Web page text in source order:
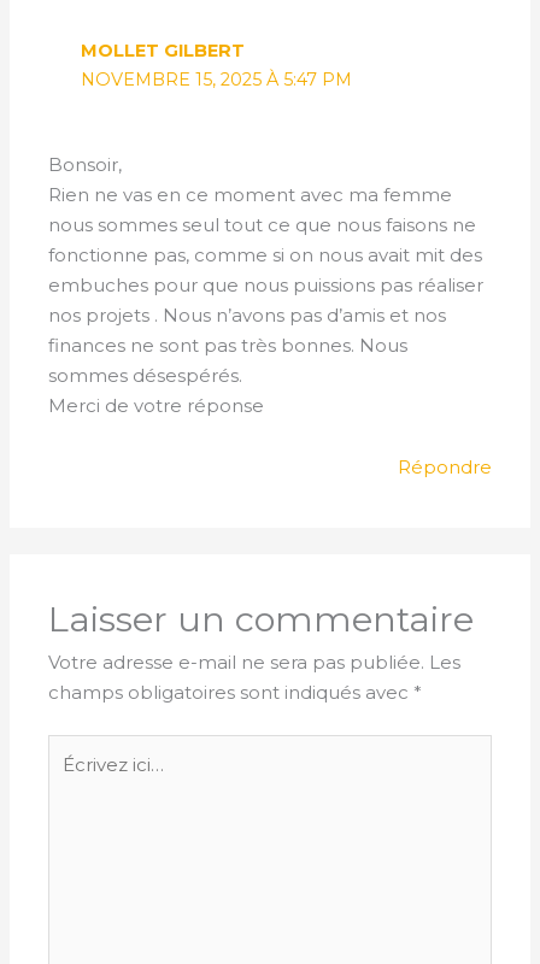
MOLLET GILBERT
NOVEMBRE 15, 2025 À 5:47 PM
Bonsoir,
Rien ne vas en ce moment avec ma femme
nous sommes seul tout ce que nous faisons ne
fonctionne pas, comme si on nous avait mit des
embuches pour que nous puissions pas réaliser
nos projets . Nous n’avons pas d’amis et nos
finances ne sont pas très bonnes. Nous
sommes désespérés.
Merci de votre réponse
Répondre
Laisser un commentaire
Votre adresse e-mail ne sera pas publiée. Les
champs obligatoires sont indiqués avec *
ici…